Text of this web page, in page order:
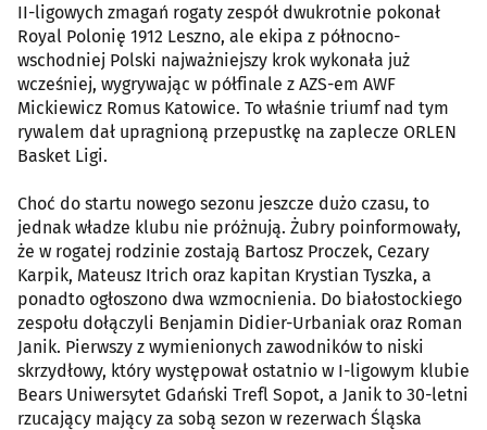
II-ligowych zmagań rogaty zespół dwukrotnie pokonał
Royal Polonię 1912 Leszno, ale ekipa z północno-
wschodniej Polski najważniejszy krok wykonała już
wcześniej, wygrywając w półfinale z AZS-em AWF
Mickiewicz Romus Katowice. To właśnie triumf nad tym
rywalem dał upragnioną przepustkę na zaplecze ORLEN
Basket Ligi.
Choć do startu nowego sezonu jeszcze dużo czasu, to
jednak władze klubu nie próżnują. Żubry poinformowały,
że w rogatej rodzinie zostają Bartosz Proczek, Cezary
Karpik, Mateusz Itrich oraz kapitan Krystian Tyszka, a
ponadto ogłoszono dwa wzmocnienia. Do białostockiego
zespołu dołączyli Benjamin Didier-Urbaniak oraz Roman
Janik. Pierwszy z wymienionych zawodników to niski
skrzydłowy, który występował ostatnio w I-ligowym klubie
Bears Uniwersytet Gdański Trefl Sopot, a Janik to 30-letni
rzucający mający za sobą sezon w rezerwach Śląska